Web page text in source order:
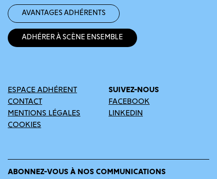
Avantages adhérents
Adhérer à Scène Ensemble
ESPACE ADHÉRENT
CONTACT
MENTIONS LÉGALES
COOKIES
SUIVEZ-NOUS
FACEBOOK
LINKEDIN
ABONNEZ-VOUS À NOS COMMUNICATIONS